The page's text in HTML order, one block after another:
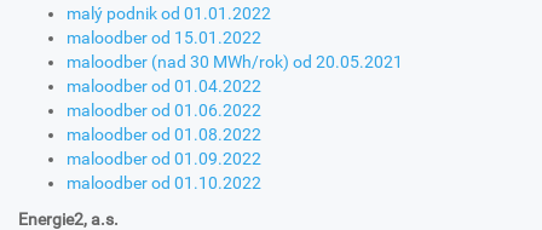
malý podnik od 01.01.2022
maloodber od 15.01.2022
maloodber (nad 30 MWh/rok) od 20.05.2021
maloodber od 01.04.2022
maloodber od 01.06.2022
maloodber od 01.08.2022
maloodber od 01.09.2022
maloodber od 01.10.2022
Energie2, a.s.